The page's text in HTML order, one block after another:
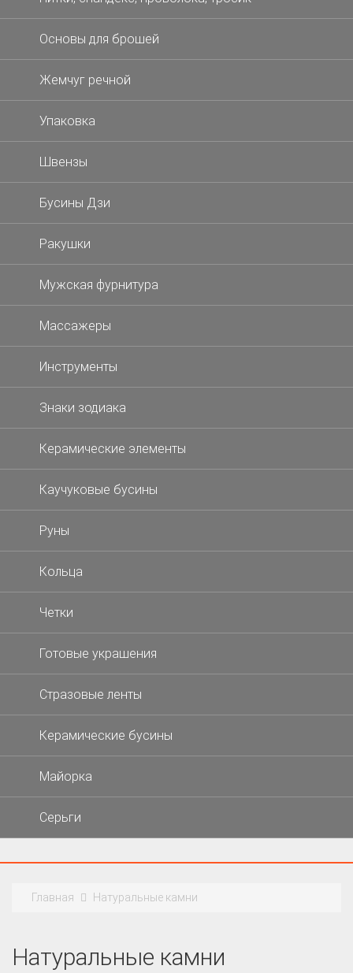
Основы для брошей
Жемчуг речной
Упаковка
Швензы
Бусины Дзи
Ракушки
Мужская фурнитура
Массажеры
Инструменты
Знаки зодиака
Керамические элементы
Каучуковые бусины
Руны
Кольца
Четки
Готовые украшения
Стразовые ленты
Керамические бусины
Майорка
Серьги
Главная Натуральные камни
Натуральные камни